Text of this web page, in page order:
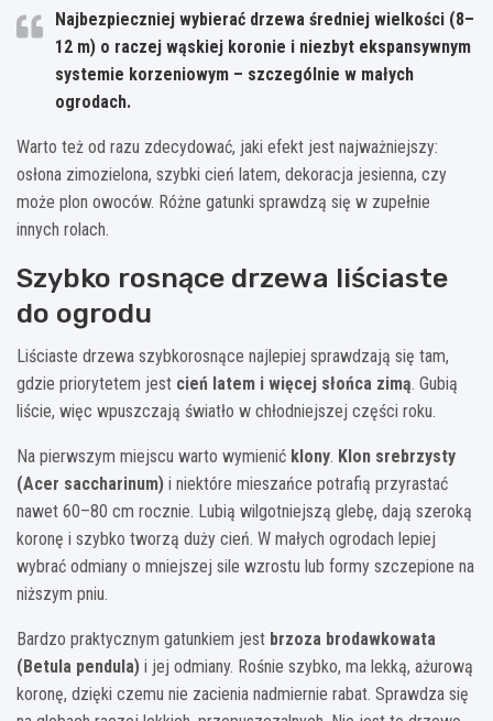
Najbezpieczniej wybierać drzewa średniej wielkości (8–
12 m) o raczej wąskiej koronie i niezbyt ekspansywnym
systemie korzeniowym – szczególnie w małych
ogrodach.
Warto też od razu zdecydować, jaki efekt jest najważniejszy:
osłona zimozielona, szybki cień latem, dekoracja jesienna, czy
może plon owoców. Różne gatunki sprawdzą się w zupełnie
innych rolach.
Szybko rosnące drzewa liściaste
do ogrodu
Liściaste drzewa szybkorosnące najlepiej sprawdzają się tam,
gdzie priorytetem jest cień latem i więcej słońca zimą. Gubią
liście, więc wpuszczają światło w chłodniejszej części roku.
Na pierwszym miejscu warto wymienić klony. Klon srebrzysty
(Acer saccharinum) i niektóre mieszańce potrafią przyrastać
nawet 60–80 cm rocznie. Lubią wilgotniejszą glebę, dają szeroką
koronę i szybko tworzą duży cień. W małych ogrodach lepiej
wybrać odmiany o mniejszej sile wzrostu lub formy szczepione na
niższym pniu.
Bardzo praktycznym gatunkiem jest brzoza brodawkowata
(Betula pendula) i jej odmiany. Rośnie szybko, ma lekką, ażurową
koronę, dzięki czemu nie zacienia nadmiernie rabat. Sprawdza się